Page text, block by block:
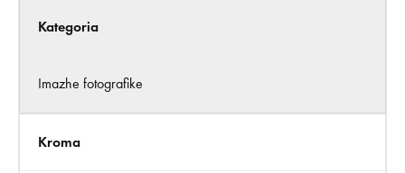
Kategoria
Imazhe fotografike
Kroma